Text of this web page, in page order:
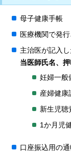
母子健康手帳
医療機関で発
主治医が記入
当医師氏名、
妊婦一般
産婦健康
新生児聴
1か月児
口座振込用の